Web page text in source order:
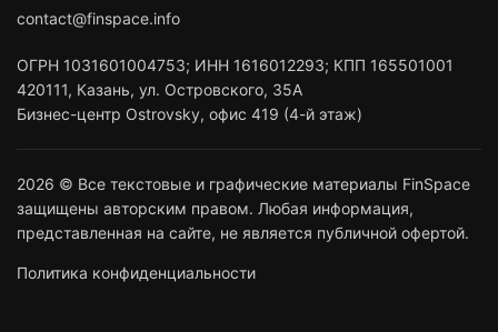
contact@finspace.info
ОГРН 1031601004753; ИНН 1616012293; КПП 165501001
420111, Казань, ул. Островского, 35А
Бизнес-центр Ostrovsky, офис 419 (4-й этаж)
2026 © Все текстовые и графические материалы FinSpace
защищены авторским правом. Любая информация,
представленная на сайте, не является публичной офертой.
Политика конфиденциальности